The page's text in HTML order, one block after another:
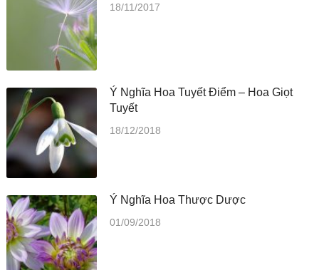
18/11/2017
Ý Nghĩa Hoa Tuyết Điểm – Hoa Giọt
Tuyết
18/12/2018
Ý Nghĩa Hoa Thược Dược
01/09/2018